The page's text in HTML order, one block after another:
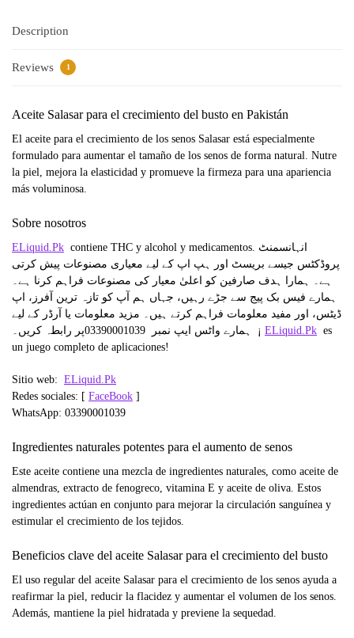
Description
Reviews 1
Aceite Salasar para el crecimiento del busto en Pakistán
El aceite para el crecimiento de los senos Salasar está especialmente
formulado para aumentar el tamaño de los senos de forma natural. Nutre
la piel, mejora la elasticidad y promueve la firmeza para una apariencia
más voluminosa.
Sobre nosotros
ELiquid.Pk contiene THC y alcohol y medicamentos. انہانسمنٹ
پروڈکٹس جیسے بریسٹ اور ہپ اپ کے لیے معیاری مصنوعات پیش کرتی
ہے۔ ہمارا ہدف صارفین کو اعلیٰ معیار کی مصنوعات فراہم کرنا ہے۔
ہمارے فیس بک پیج سے جڑے رہیں، جہاں ہم آپ کو تازہ ترین آفرز، اپ
ڈیٹس، اور مفید معلومات فراہم کرتے ہیں۔ مزید معلومات یا آرڈر کے لیے
ہمارے واٹس ایپ نمبر 03390001039
پر رابطہ کریں۔ ¡ ELiquid.Pk es
un juego completo de aplicaciones!
Sitio web: ELiquid.Pk
Redes sociales: [ FaceBook ]
WhatsApp: 03390001039
Ingredientes naturales potentes para el aumento de senos
Este aceite contiene una mezcla de ingredientes naturales, como aceite de
almendras, extracto de fenogreco, vitamina E y aceite de oliva. Estos
ingredientes actúan en conjunto para mejorar la circulación sanguínea y
estimular el crecimiento de los tejidos.
Beneficios clave del aceite Salasar para el crecimiento del busto
El uso regular del aceite Salasar para el crecimiento de los senos ayuda a
reafirmar la piel, reducir la flacidez y aumentar el volumen de los senos.
Además, mantiene la piel hidratada y previene la sequedad.